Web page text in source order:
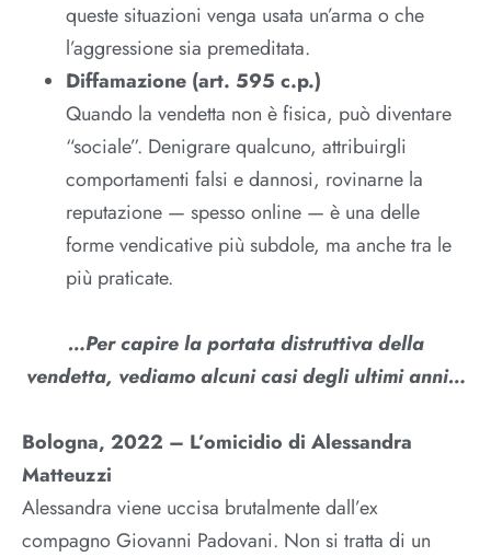
queste situazioni venga usata un’arma o che
l’aggressione sia premeditata.​
Diffamazione (art. 595 c.p.)
Quando la vendetta non è fisica, può diventare
“sociale”. Denigrare qualcuno, attribuirgli
comportamenti falsi e dannosi, rovinarne la
reputazione — spesso online — è una delle
forme vendicative più subdole, ma anche tra le
più praticate.​
…Per capire la portata distruttiva della
vendetta, vediamo alcuni casi degli ultimi anni…
Bologna, 2022 – L’omicidio di Alessandra
Matteuzzi
Alessandra viene uccisa brutalmente dall’ex
compagno Giovanni Padovani. Non si tratta di un